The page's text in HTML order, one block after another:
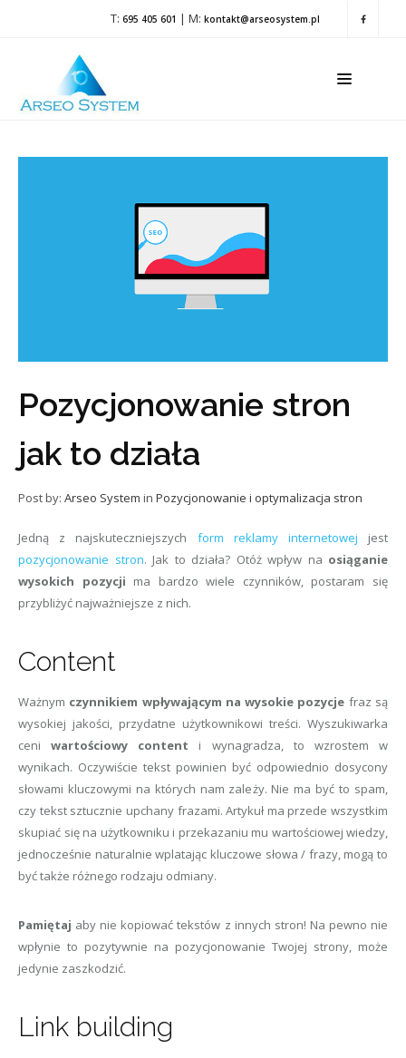
T: 695 405 601 | M: kontakt@arseosystem.pl
Pozycjonowanie stron
jak to działa
Post by: Arseo System in Pozycjonowanie i optymalizacja stron
Jedną z najskuteczniejszych form reklamy internetowej jest
pozycjonowanie stron. Jak to działa? Otóż wpływ na osiąganie
wysokich pozycji ma bardzo wiele czynników, postaram się
przybliżyć najważniejsze z nich.
Content
Ważnym czynnikiem wpływającym na wysokie pozycje fraz są
wysokiej jakości, przydatne użytkownikowi treści. Wyszukiwarka
ceniwartościowy content i wynagradza, to wzrostem w
wynikach. Oczywiście tekst powinien być odpowiednio dosycony
słowami kluczowymi na których nam zależy. Nie ma być to spam,
czy tekst sztucznie upchany frazami. Artykuł ma przede wszystkim
skupiać się na użytkowniku i przekazaniu mu wartościowej wiedzy,
jednocześnie naturalnie wplatając kluczowe słowa / frazy, mogą to
być także różnego rodzaju odmiany.
Pamiętaj aby nie kopiować tekstów z innych stron! Na pewno nie
wpłynie to pozytywnie na pozycjonowanie Twojej strony, może
jedynie zaszkodzić.
Link building